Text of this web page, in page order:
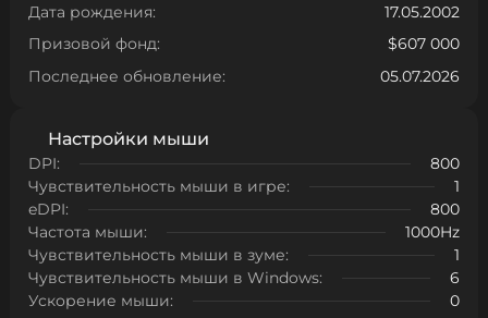
Дата рождения:
17.05.2002
Призовой фонд:
$607 000
Последнее обновление:
05.07.2026
Настройки мыши
DPI:
800
Чувствительность мыши в игре:
1
eDPI:
800
Частота мыши:
1000Hz
Чувствительность мыши в зуме:
1
Чувствительность мыши в Windows:
6
Ускорение мыши:
0